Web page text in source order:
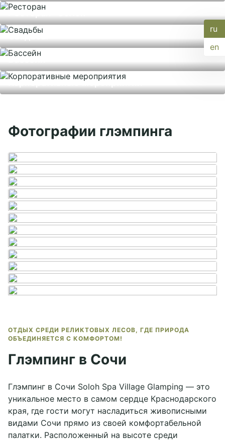
Ресторан "Солох"
Свадьбы
Бассейн
Корпоративные мероприятия
Фотографии глэмпинга
ОТДЫХ СРЕДИ РЕЛИКТОВЫХ ЛЕСОВ, ГДЕ ПРИРОДА
ОБЪЕДИНЯЕТСЯ С КОМФОРТОМ!
Глэмпинг в Сочи
Глэмпинг в Сочи Soloh Spa Village Glamping — это
уникальное место в самом сердце Краснодарского
края, где гости могут насладиться живописными
видами Сочи прямо из своей комфортабельной
палатки. Расположенный на высоте среди
ru
en